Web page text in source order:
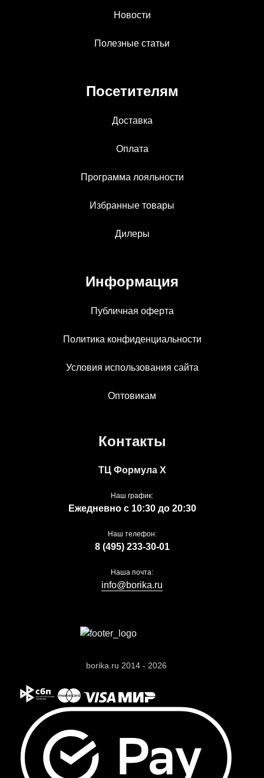
borika.ru 2014 - 2026
Новости
Полезные статьи
Посетителям
Доставка
Оплата
Программа лояльности
Избранные товары
Дилеры
Информация
Публичная оферта
Политика конфиденциальности
Условия использования сайта
Оптовикам
Контакты
ТЦ Формула Х
Наш график:
Ежедневно с 10:30 до 20:30
Наш телефон:
8 (495) 233-30-01
Наша почта:
info@borika.ru